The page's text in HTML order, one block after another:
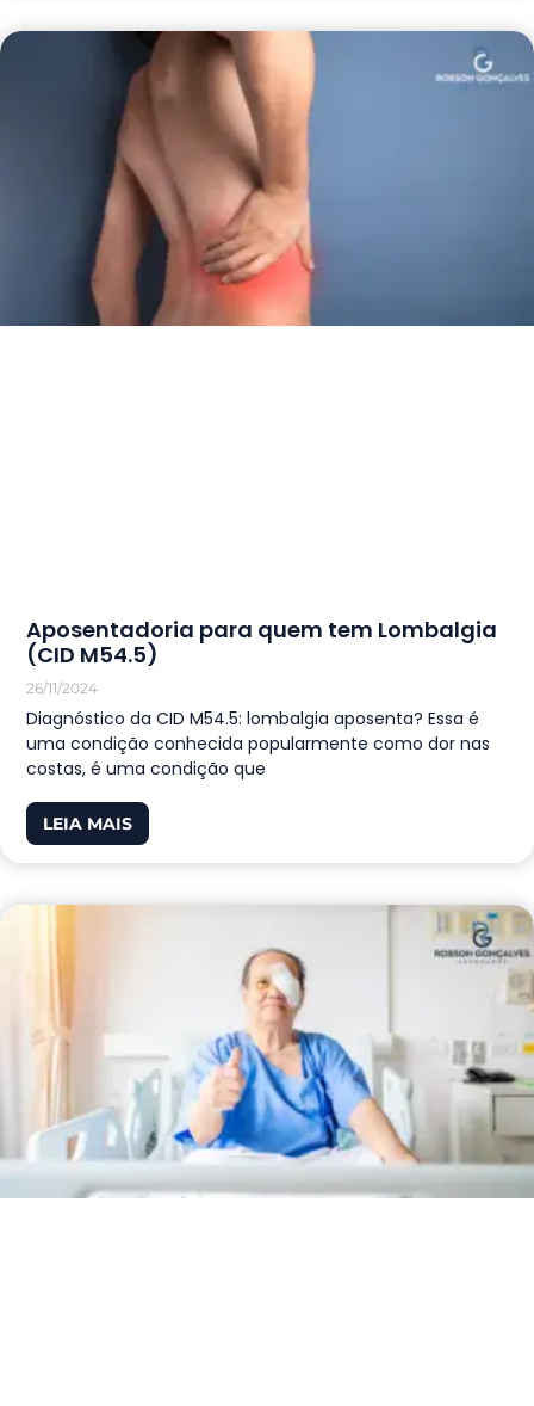
Aposentadoria para quem tem Lombalgia
(CID M54.5)
26/11/2024
Diagnóstico da CID M54.5: lombalgia aposenta? Essa é
uma condição conhecida popularmente como dor nas
costas, é uma condição que
LEIA MAIS